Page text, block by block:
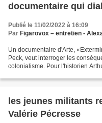
documentaire qui
Publié le 11/02/2022 à 16:09
Par Figarovox – entretien -
Un documentaire d'Arte,
Peck, veut interroger les
colonialisme. Pour l'historien
les jeunes militants
Valérie Pécresse